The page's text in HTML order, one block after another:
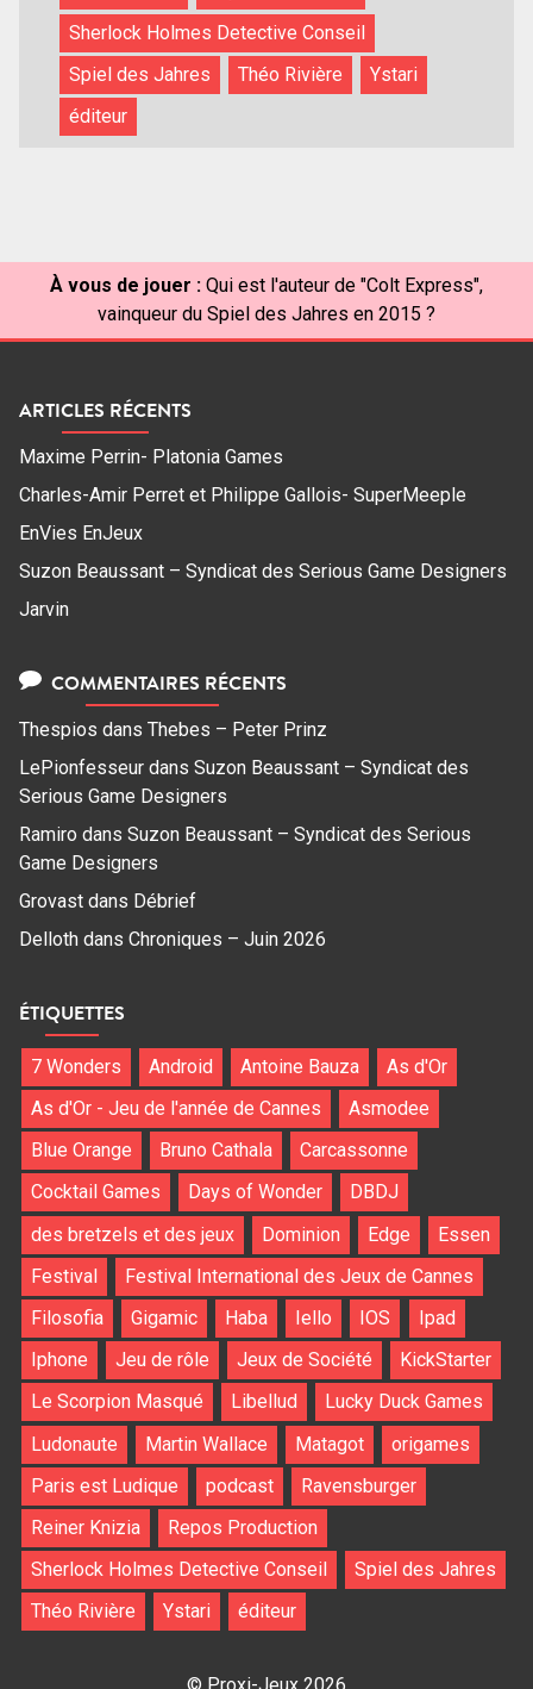
Sherlock Holmes Detective Conseil
Spiel des Jahres
Théo Rivière
Ystari
éditeur
À vous de jouer : Qui est l'auteur de "Colt Express",
vainqueur du Spiel des Jahres en 2015 ?
ARTICLES RÉCENTS
Maxime Perrin- Platonia Games
Charles-Amir Perret et Philippe Gallois- SuperMeeple
EnVies EnJeux
Suzon Beaussant – Syndicat des Serious Game Designers
Jarvin
COMMENTAIRES RÉCENTS
Thespios dans Thebes – Peter Prinz
LePionfesseur dans Suzon Beaussant – Syndicat des
Serious Game Designers
Ramiro dans Suzon Beaussant – Syndicat des Serious
Game Designers
Grovast dans Débrief
Delloth dans Chroniques – Juin 2026
ÉTIQUETTES
7 Wonders Android Antoine Bauza
As d'Or
As d'Or - Jeu de l'année de Cannes
Asmodee
Blue Orange
Bruno Cathala
Carcassonne
Cocktail Games
Days of Wonder
DBDJ
des bretzels et des jeux
Dominion Edge
Essen
Festival
Festival International des Jeux de Cannes
Filosofia
Gigamic Haba Iello IOS
Ipad
Iphone
Jeu de rôle Jeux de Société
KickStarter
Le Scorpion Masqué
Libellud
Lucky Duck Games
Ludonaute
Martin Wallace Matagot
origames
Paris est Ludique
podcast
Ravensburger
Reiner Knizia
Repos Production
Sherlock Holmes Detective Conseil
Spiel des Jahres
Théo Rivière
Ystari éditeur